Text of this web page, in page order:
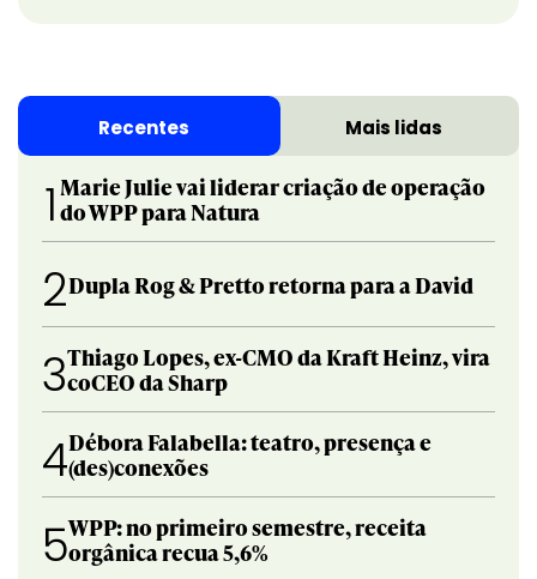
Recentes Mais lidas
1 Marie Julie vai liderar criação de operação
do WPP para Natura
2Dupla Rog & Pretto retorna para a David
3Thiago Lopes, ex-CMO da Kraft Heinz, vira
coCEO da Sharp
4Débora Falabella: teatro, presença e
(des)conexões
5WPP: no primeiro semestre, receita
orgânica recua 5,6%